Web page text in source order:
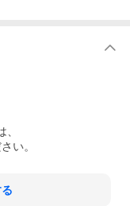
い。